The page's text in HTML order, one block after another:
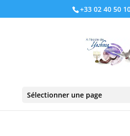
+33 02 40 50
Sélectionner une page